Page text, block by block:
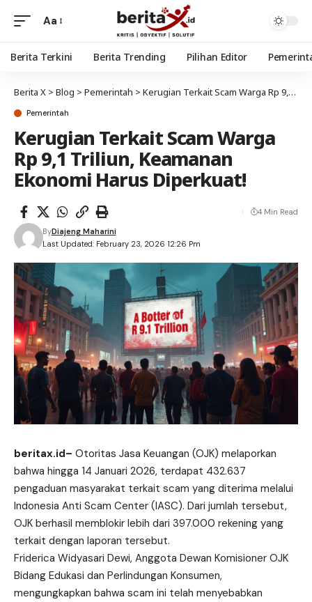
Aa
Berita Terkini Berita Trending Pilihan Editor
Berita X > Blog > Pemerintah > Kerugian Terkait Scam Warga Rp 9,1 Triliun, Keamanan Ekonomi Harus Diperkuat!
Pemerintah
Kerugian Terkait Scam Warga
Rp 9,1 Triliun, Keamanan
Ekonomi Harus Diperkuat!
Last Updated: February 23, 2026 12:26 Pm
ByDiajeng Maharini
4 Min Read
beritax.id– Otoritas Jasa Keuangan (OJK) melaporkan
bahwa hingga 14 Januari 2026, terdapat 432.637
pengaduan masyarakat terkait scam yang diterima melalui
Indonesia Anti Scam Center (IASC). Dari jumlah tersebut,
OJK berhasil memblokir lebih dari 397.000 rekening yang
terkait dengan laporan tersebut.
Friderica Widyasari Dewi, Anggota Dewan Komisioner OJK
Bidang Edukasi dan Perlindungan Konsumen,
mengungkapkan bahwa scam ini telah menyebabkan